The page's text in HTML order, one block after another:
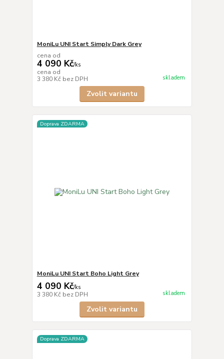
MoniLu UNI Start Simply Dark Grey
cena od
4 090 Kč/ks
cena od
3 380 Kč bez DPH skladem
Zvolit variantu
Doprava ZDARMA
MoniLu UNI Start Boho Light Grey
4 090 Kč/ks
3 380 Kč bez DPH skladem
Zvolit variantu
Doprava ZDARMA